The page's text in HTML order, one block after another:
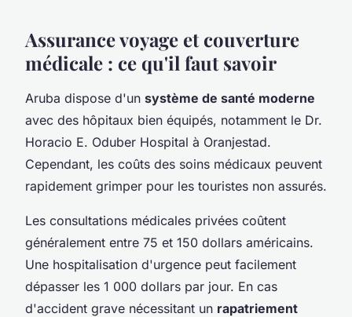
Assurance voyage et couverture
médicale : ce qu'il faut savoir
Aruba dispose d'un système de santé moderne
avec des hôpitaux bien équipés, notamment le Dr.
Horacio E. Oduber Hospital à Oranjestad.
Cependant, les coûts des soins médicaux peuvent
rapidement grimper pour les touristes non assurés.
Les consultations médicales privées coûtent
généralement entre 75 et 150 dollars américains.
Une hospitalisation d'urgence peut facilement
dépasser les 1 000 dollars par jour. En cas
d'accident grave nécessitant un rapatriement